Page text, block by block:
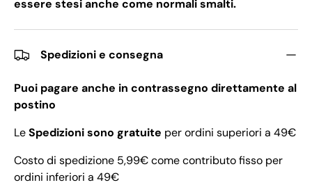
essere stesi anche come normali smalti.
Spedizioni e consegna
Puoi pagare anche in contrassegno direttamente al
postino
LeSpedizioni sono gratuite per ordini superiori a 49€
Costo di spedizione 5,99€ come contributo fisso per
ordini inferiori a 49€